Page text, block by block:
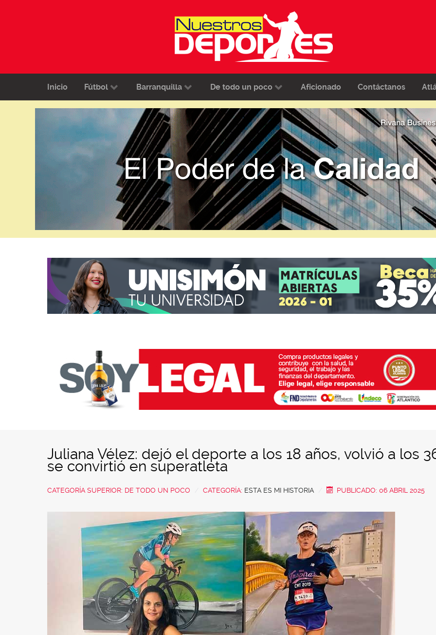
Inicio Fútbol Barranquilla De todo un poco Aficionado Contáctanos
Juliana Vélez: dejó el deporte a los 18 años, volvió a los
se convirtió en superatleta
CATEGORÍA SUPERIOR: DE TODO UN POCO CATEGORÍA: ESTA ES MI HISTORIA PUBLICADO: 06 ABRIL 2025